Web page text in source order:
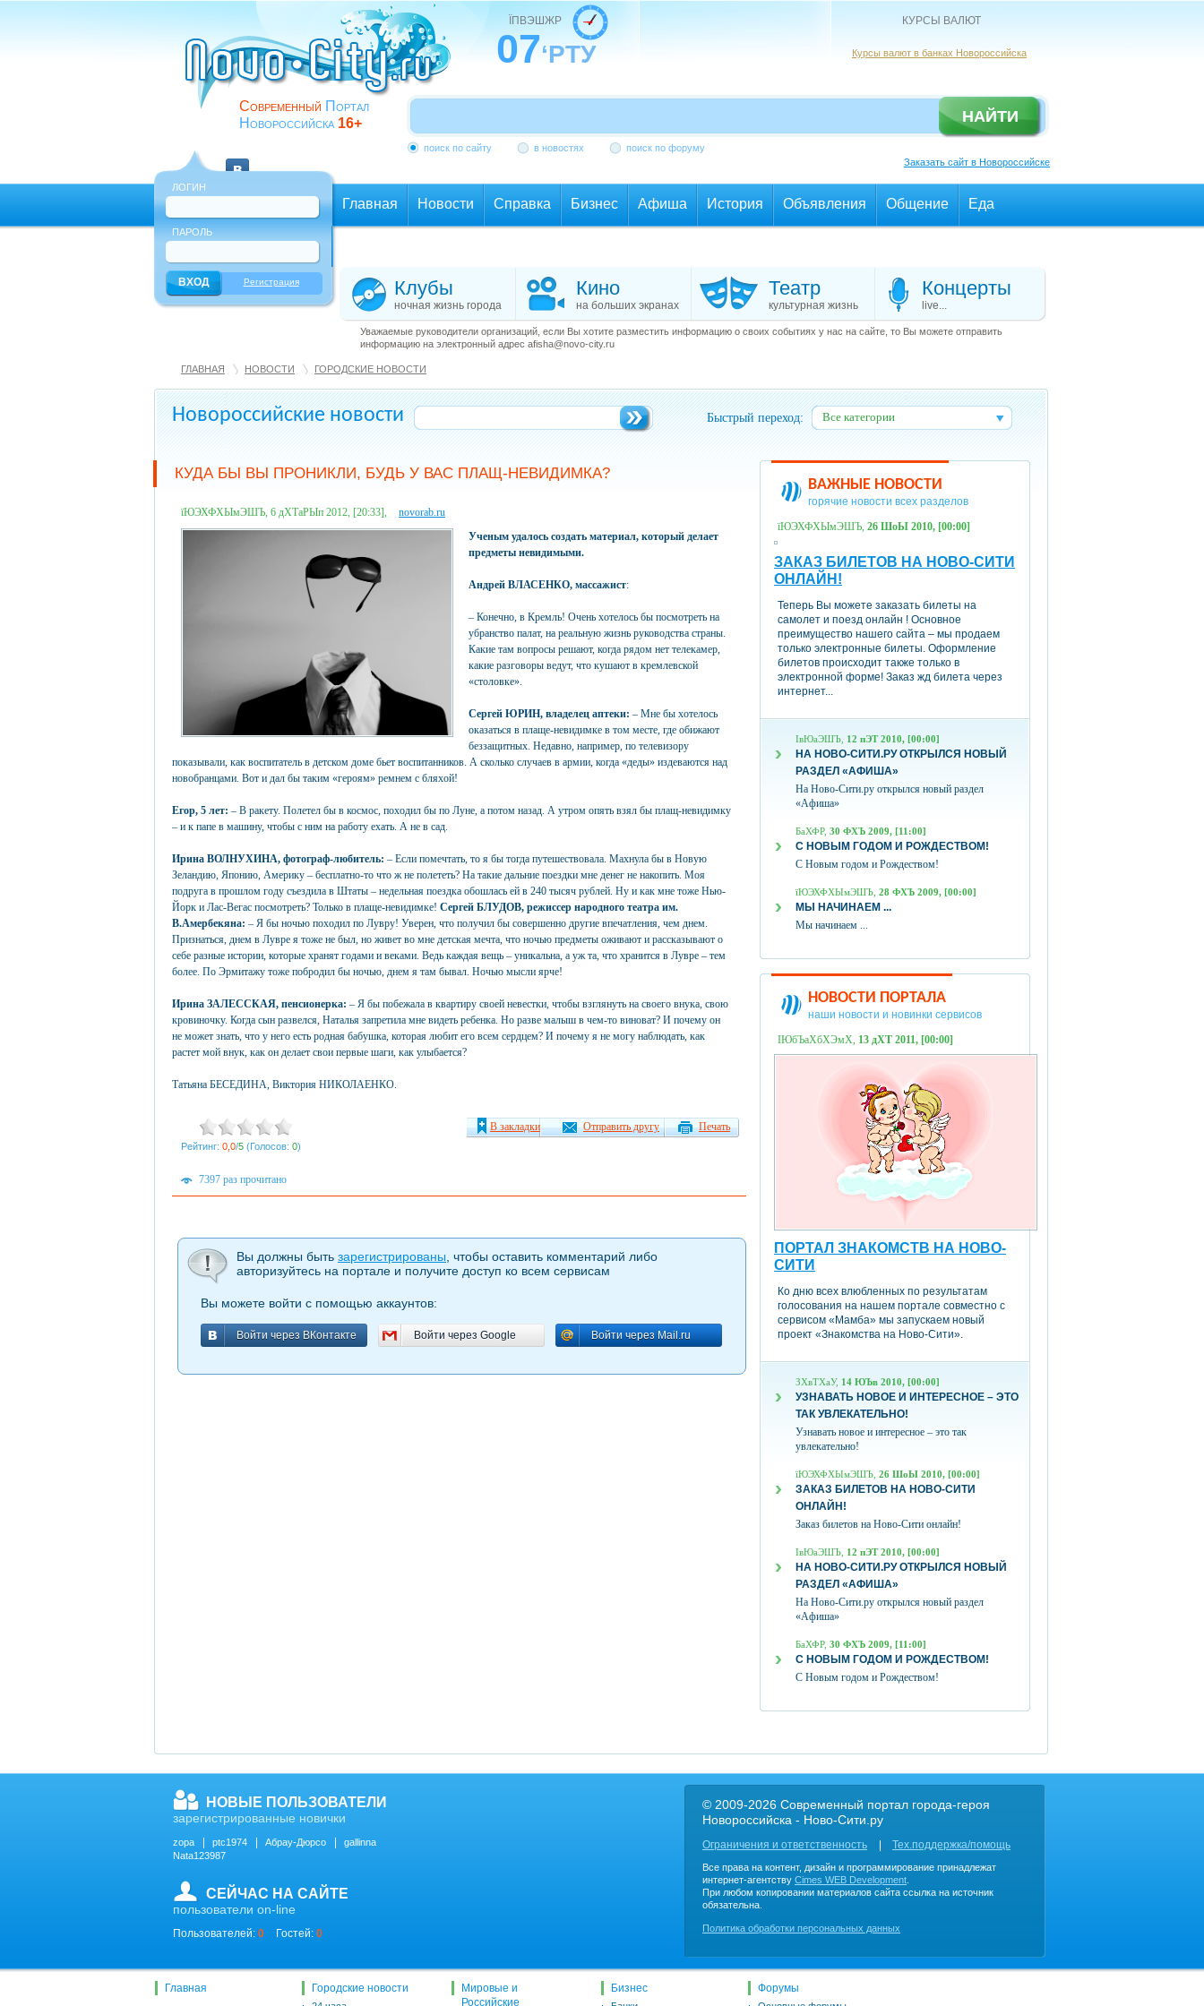
Современный Портал
Новороссийска 16+
ЇПВЭШЖР
07‘РТУ
КУРСЫ ВАЛЮТ
Курсы валют в банках Новороссийска
поиск по сайту в новостях
поиск по форуму
Заказать сайт в Новороссийске
ЛОГИН
ПАРОЛЬ
Регистрация
Главная Новости Справка Бизнес Афиша История Объявления Общение Еда
Клубы
ночная жизнь города
Кино
на больших экранах
Театр
культурная жизнь
Концерты
live...
Уважаемые руководители организаций, если Вы хотите разместить информацию о своих событиях у нас на сайте, то Вы можете отправить
информацию на электронный адрес afisha@novo-city.ru
ГЛАВНАЯ НОВОСТИ ГОРОДСКИЕ НОВОСТИ
Новороссийские новости Быстрый переход: Все категории
КУДА БЫ ВЫ ПРОНИКЛИ, БУДЬ У ВАС ПЛАЩ-НЕВИДИМКА?
їЮЭХФХЫмЭШЪ, 6 дХТаРЫп 2012, [20:33],
novorab.ru
Ученым удалось создать материал, который делает
предметы невидимыми.
Андрей ВЛАСЕНКО, массажист:
– Конечно, в Кремль! Очень хотелось бы посмотреть на
убранство палат, на реальную жизнь руководства страны.
Какие там вопросы решают, когда рядом нет телекамер,
какие разговоры ведут, что кушают в кремлевской
«столовке».
Сергей ЮРИН, владелец аптеки: – Мне бы хотелось
оказаться в плаще-невидимке в том месте, где обижают
беззащитных. Недавно, например, по телевизору
показывали, как воспитатель в детском доме бьет воспитанников. А сколько случаев в армии, когда «деды» издеваются над
новобранцами. Вот и дал бы таким «героям» ремнем с бляхой!
Егор, 5 лет: – В ракету. Полетел бы в космос, походил бы по Луне, а потом назад. А утром опять взял бы плащ-невидимку
– и к папе в машину, чтобы с ним на работу ехать. А не в сад.
Ирина ВОЛНУХИНА, фотограф-любитель: – Если помечтать, то я бы тогда путешествовала. Махнула бы в Новую
Зеландию, Японию, Америку – бесплатно-то что ж не полететь? На такие дальние поездки мне денег не накопить. Моя
подруга в прошлом году съездила в Штаты – недельная поездка обошлась ей в 240 тысяч рублей. Ну и как мне тоже Нью-
Йорк и Лас-Вегас посмотреть? Только в плаще-невидимке! Сергей БЛУДОВ, режиссер народного театра им.
В.Амербекяна: – Я бы ночью походил по Лувру! Уверен, что получил бы совершенно другие впечатления, чем днем.
Признаться, днем в Лувре я тоже не был, но живет во мне детская мечта, что ночью предметы оживают и рассказывают о
себе разные истории, которые хранят годами и веками. Ведь каждая вещь – уникальна, а уж та, что хранится в Лувре – тем
более. По Эрмитажу тоже побродил бы ночью, днем я там бывал. Ночью мысли ярче!
Ирина ЗАЛЕССКАЯ, пенсионерка: – Я бы побежала в квартиру своей невестки, чтобы взглянуть на своего внука, свою
кровиночку. Когда сын развелся, Наталья запретила мне видеть ребенка. Но разве малыш в чем-то виноват? И почему он
не может знать, что у него есть родная бабушка, которая любит его всем сердцем? И почему я не могу наблюдать, как
растет мой внук, как он делает свои первые шаги, как улыбается?
Татьяна БЕСЕДИНА, Виктория НИКОЛАЕНКО.
Рейтинг: 0,0/5 (Голосов: 0)
В закладки Отправить другу Печать
7397 раз прочитано
Вы должны быть зарегистрированы , чтобы оставить комментарий либо
авторизуйтесь на портале и получите доступ ко всем сервисам
Вы можете войти с помощью аккаунтов:
Войти через ВКонтакте
Войти через ВКонтакте Войти через Google
Войти через Google Войти через Mail.ru
Войти через Mail.ru
ВАЖНЫЕ НОВОСТИ
горячие новости всех разделов
їЮЭХФХЫмЭШЪ, 26 ШоЫ 2010, [00:00]
ЗАКАЗ БИЛЕТОВ НА НОВО-СИТИ
ОНЛАЙН!
Теперь Вы можете заказать билеты на
самолет и поезд онлайн ! Основное
преимущество нашего сайта – мы продаем
только электронные билеты. Оформление
билетов происходит также только в
электронной форме! Заказ жд билета через
интернет...
ІвЮаЭШЪ, 12 пЭТ 2010, [00:00]
НА НОВО-СИТИ.РУ ОТКРЫЛСЯ НОВЫЙ
РАЗДЕЛ «АФИША»
На Ново-Сити.ру открылся новый раздел
«Афиша»
БаХФР, 30 ФХЪ 2009, [11:00]
С НОВЫМ ГОДОМ И РОЖДЕСТВОМ!
С Новым годом и Рождеством!
їЮЭХФХЫмЭШЪ, 28 ФХЪ 2009, [00:00]
МЫ НАЧИНАЕМ ...
Мы начинаем ...
НОВОСТИ ПОРТАЛА
наши новости и новинки сервисов
ІЮбЪаХбХЭмХ, 13 дХТ 2011, [00:00]
ПОРТАЛ ЗНАКОМСТВ НА НОВО-
СИТИ
Ко дню всех влюбленных по результатам
голосования на нашем портале совместно с
сервисом «Мамба» мы запускаем новый
проект «Знакомства на Ново-Сити».
ЗХвТХаУ, 14 ЮЪв 2010, [00:00]
УЗНАВАТЬ НОВОЕ И ИНТЕРЕСНОЕ – ЭТО
ТАК УВЛЕКАТЕЛЬНО!
Узнавать новое и интересное – это так
увлекательно!
їЮЭХФХЫмЭШЪ, 26 ШоЫ 2010, [00:00]
ЗАКАЗ БИЛЕТОВ НА НОВО-СИТИ
ОНЛАЙН!
Заказ билетов на Ново-Сити онлайн!
ІвЮаЭШЪ, 12 пЭТ 2010, [00:00]
НА НОВО-СИТИ.РУ ОТКРЫЛСЯ НОВЫЙ
РАЗДЕЛ «АФИША»
На Ново-Сити.ру открылся новый раздел
«Афиша»
БаХФР, 30 ФХЪ 2009, [11:00]
С НОВЫМ ГОДОМ И РОЖДЕСТВОМ!
С Новым годом и Рождеством!
© 2009-2026 Современный портал города-героя
Новороссийска - Ново-Сити.ру
Ограничения и ответственность Тех.поддержка/помощь
Все права на контент, дизайн и программирование принадлежат
интернет-агентству Cimes WEB Development
При любом копировании материалов сайта ссылка на источник
обязательна.
Политика обработки персональных данных
НОВЫЕ ПОЛЬЗОВАТЕЛИ
зарегистрированные новички
zopa ptc1974 Абрау-Дюрсо
gallinna
Nata123987
СЕЙЧАС НА САЙТЕ
пользователи on-line
Пользователей: 0 Гостей: 0
Главная Городские новости
Мировые и
Российские
Бизнес Форумы